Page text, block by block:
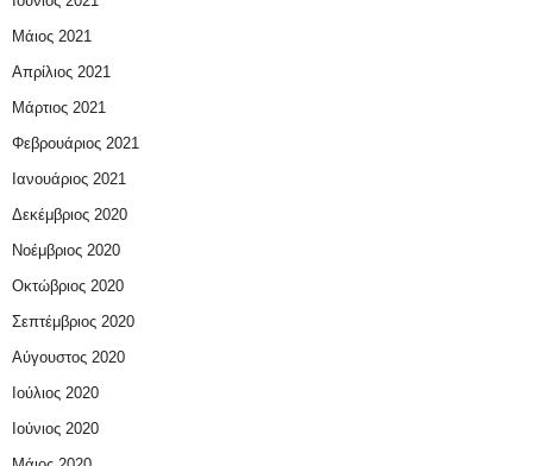
Μάιος 2021
Απρίλιος 2021
Μάρτιος 2021
Φεβρουάριος 2021
Ιανουάριος 2021
Δεκέμβριος 2020
Νοέμβριος 2020
Οκτώβριος 2020
Σεπτέμβριος 2020
Αύγουστος 2020
Ιούλιος 2020
Ιούνιος 2020